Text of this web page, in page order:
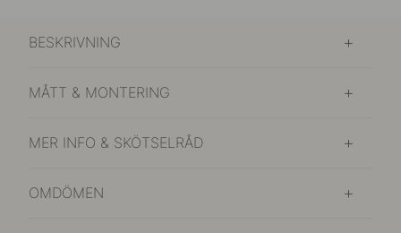
BESKRIVNING
MÅTT & MONTERING
MER INFO & SKÖTSELRÅD
OMDÖMEN